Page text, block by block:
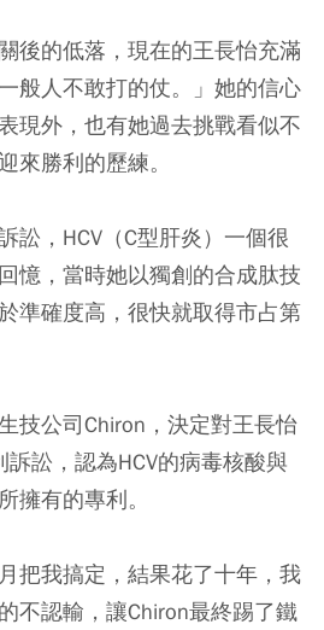
後的低落，現在的王長怡充滿
般人不敢打的仗。」她的信心
現外，也有她過去挑戰看似不
來勝利的歷練。
訟，HCV（C型肝炎）一個很
憶，當時她以獨創的合成肽技
準確度高，很快就取得市占第
技公司Chiron，決定對王長怡
訟，認為HCV的病毒核酸與
擁有的專利。
把我搞定，結果花了十年，我
不認輸，讓Chiron最終踢了鐵